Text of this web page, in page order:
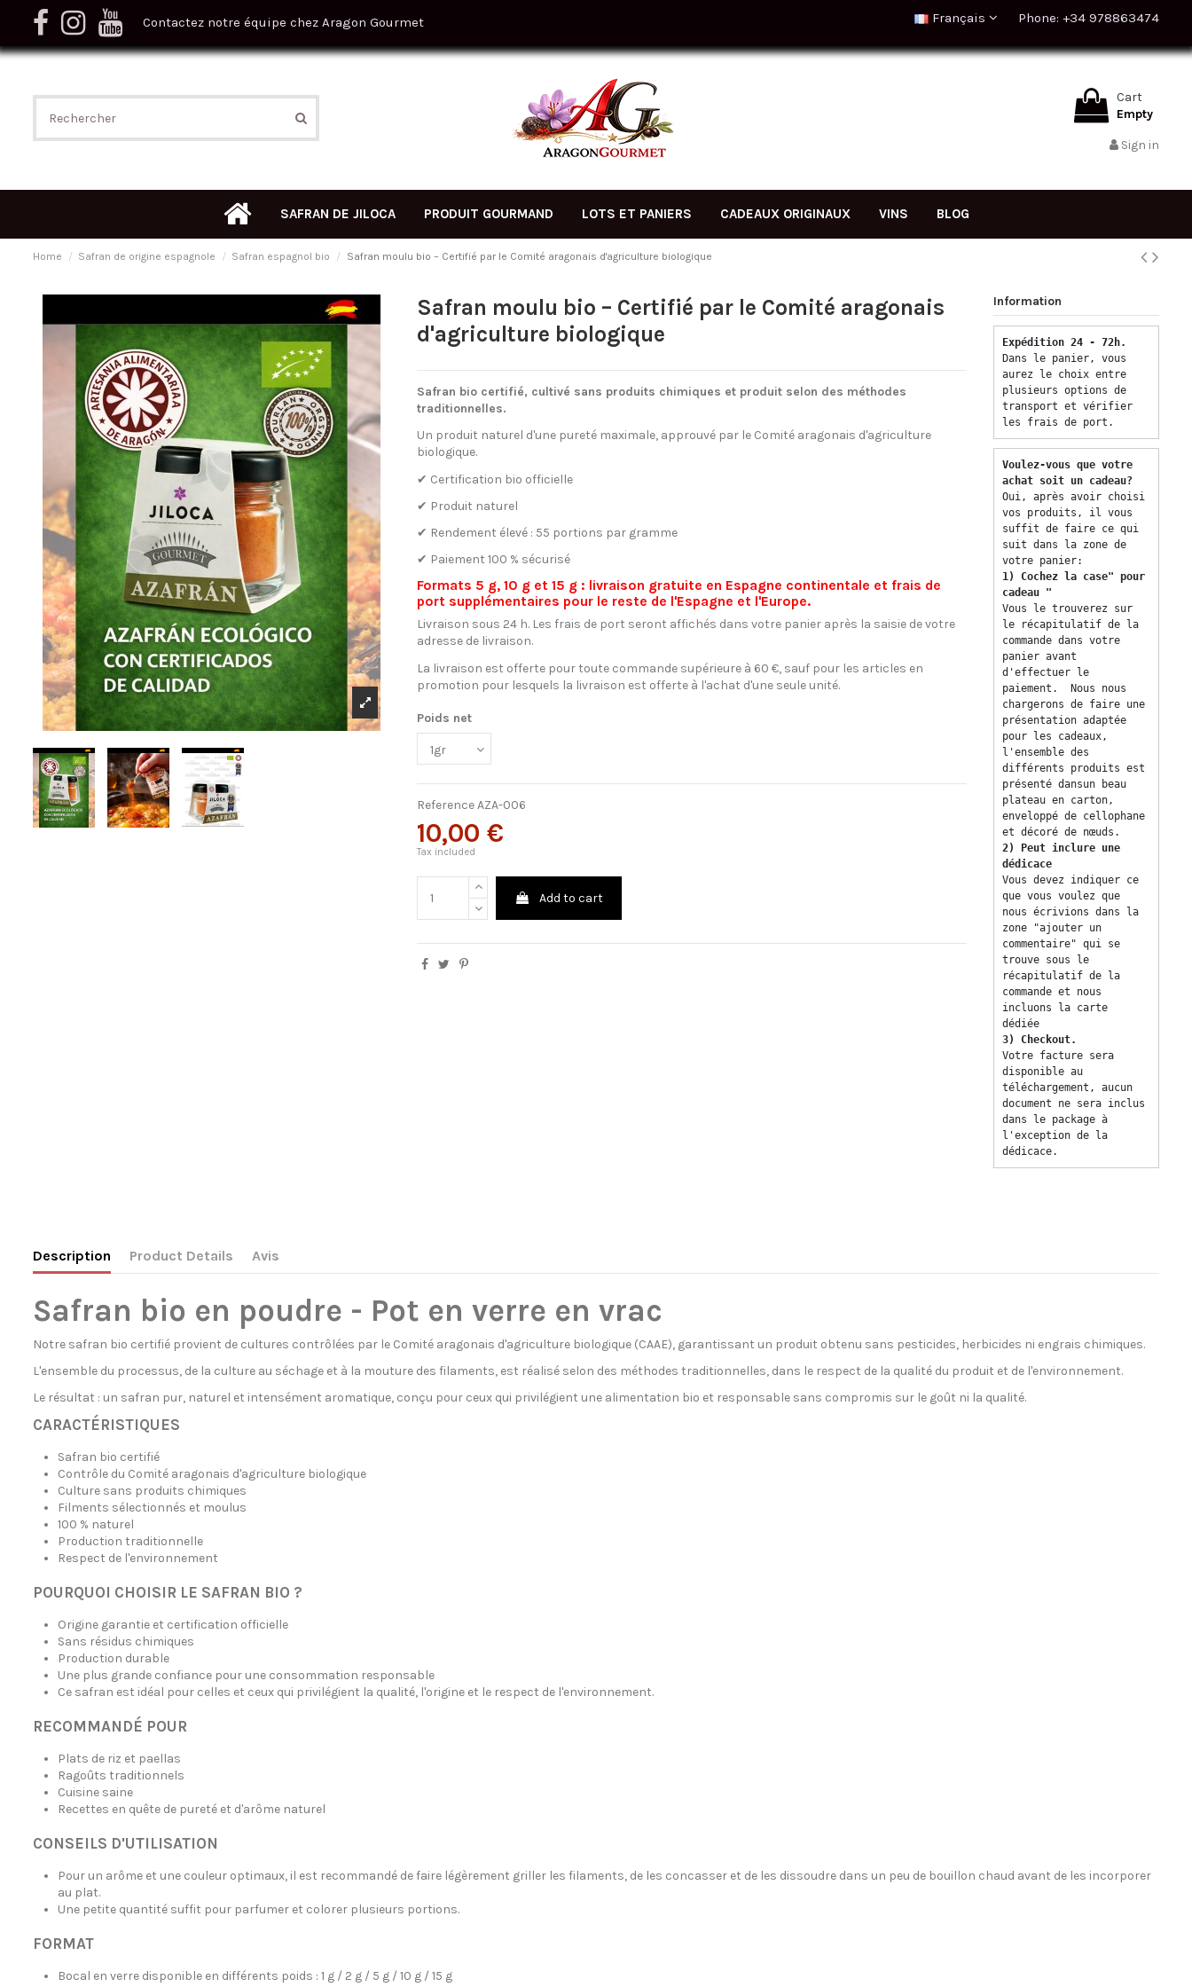
Contactez notre équipe chez Aragon Gourmet Français Phone: +34 978863474
Cart
Empty
Sign in
SAFRAN DE JILOCA PRODUIT GOURMAND LOTS ET PANIERS CADEAUX ORIGINAUX VINS BLOG
Home Safran de origine espagnole Safran espagnol bio Safran moulu bio – Certifié par le Comité aragonais d'agriculture biologique
Safran moulu bio – Certifié par le Comité aragonais
d'agriculture biologique
Safran bio certifié, cultivé sans produits chimiques et produit selon des méthodes
traditionnelles.
Un produit naturel d'une pureté maximale, approuvé par le Comité aragonais d'agriculture
biologique.
✔ Certification bio officielle
✔ Produit naturel
✔ Rendement élevé : 55 portions par gramme
✔ Paiement 100 % sécurisé
Formats 5 g, 10 g et 15 g : livraison gratuite en Espagne continentale et frais de
port supplémentaires pour le reste de l'Espagne et l'Europe.
Livraison sous 24 h. Les frais de port seront affichés dans votre panier après la saisie de votre
adresse de livraison.
La livraison est offerte pour toute commande supérieure à 60 €, sauf pour les articles en
promotion pour lesquels la livraison est offerte à l'achat d'une seule unité.
Poids net
ReferenceAZA-006
10,00 €
Tax included
Add to cart
Information
Dans le panier, vous
aurez le choix entre
plusieurs options de
transport et vérifier
les frais de port.
Voulez-vous que votre
achat soit un cadeau?
Oui, après avoir choisi
vos produits, il vous
suffit de faire ce qui
suit dans la zone de
votre panier:
1) Cochez la case" pour
cadeau "
Vous le trouverez sur
le récapitulatif de la
commande dans votre
panier avant
d'effectuer le
paiement.  Nous nous
chargerons de faire une
présentation adaptée
pour les cadeaux,
l'ensemble des
différents produits est
présenté dansun beau
plateau en carton,
enveloppé de cellophane
et décoré de nœuds.
2) Peut inclure une
dédicace
Vous devez indiquer ce
que vous voulez que
nous écrivions dans la
zone "ajouter un
commentaire" qui se
trouve sous le
récapitulatif de la
commande et nous
incluons la carte
dédiée
3) Checkout.
Votre facture sera
disponible au
téléchargement, aucun
document ne sera inclus
dans le package à
l'exception de la
dédicace.
Description Product Details Avis
Safran bio en poudre - Pot en verre en vrac
Notre safran bio certifié provient de cultures contrôlées par le Comité aragonais d'agriculture biologique (CAAE), garantissant un produit obtenu sans pesticides, herbicides ni engrais chimiques.
L'ensemble du processus, de la culture au séchage et à la mouture des filaments, est réalisé selon des méthodes traditionnelles, dans le respect de la qualité du produit et de l'environnement.
Le résultat : un safran pur, naturel et intensément aromatique, conçu pour ceux qui privilégient une alimentation bio et responsable sans compromis sur le goût ni la qualité.
CARACTÉRISTIQUES
Safran bio certifié
Contrôle du Comité aragonais d'agriculture biologique
Culture sans produits chimiques
Filments sélectionnés et moulus
100 % naturel
Production traditionnelle
Respect de l'environnement
POURQUOI CHOISIR LE SAFRAN BIO ?
Origine garantie et certification officielle
Sans résidus chimiques
Production durable
Une plus grande confiance pour une consommation responsable
Ce safran est idéal pour celles et ceux qui privilégient la qualité, l'origine et le respect de l'environnement.
RECOMMANDÉ POUR
Plats de riz et paellas
Ragoûts traditionnels
Cuisine saine
Recettes en quête de pureté et d'arôme naturel
CONSEILS D'UTILISATION
Pour un arôme et une couleur optimaux, il est recommandé de faire légèrement griller les filaments, de les concasser et de les dissoudre dans un peu de bouillon chaud avant de les incorporer
au plat.
Une petite quantité suffit pour parfumer et colorer plusieurs portions.
FORMAT
Bocal en verre disponible en différents poids : 1 g / 2 g / 5 g / 10 g / 15 g